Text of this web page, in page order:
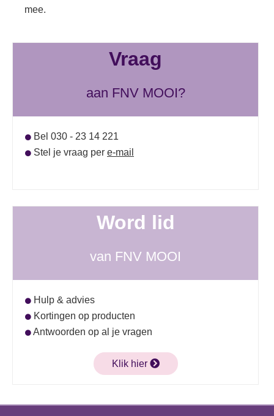
mee.
Vraag
aan FNV MOOI?
Bel 030 - 23 14 221
Stel je vraag per e-mail
Word lid
van FNV MOOI
Hulp & advies
Kortingen op producten
Antwoorden op al je vragen
Klik hier